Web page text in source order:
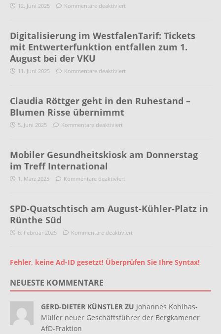
12. Juni 2025 Kommentare deaktiviert
Digitalisierung im WestfalenTarif: Tickets
mit Entwerterfunktion entfallen zum 1.
August bei der VKU
11. Juni 2025 Kommentare deaktiviert
Claudia Röttger geht in den Ruhestand –
Blumen Risse übernimmt
5. Juni 2025 Kommentare deaktiviert
Mobiler Gesundheitskiosk am Donnerstag
im Treff International
1. März 2025 Kommentare deaktiviert
SPD-Quatschtisch am August-Kühler-Platz in
Rünthe Süd
6. Februar 2025 Kommentare deaktiviert
Fehler, keine Ad-ID gesetzt! Überprüfen Sie Ihre Syntax!
NEUESTE KOMMENTARE
GERD-DIETER KÜNSTLER ZU Johannes Kohlhas-
Müller neuer Geschäftsführer der Bergkamener
AfD-Fraktion